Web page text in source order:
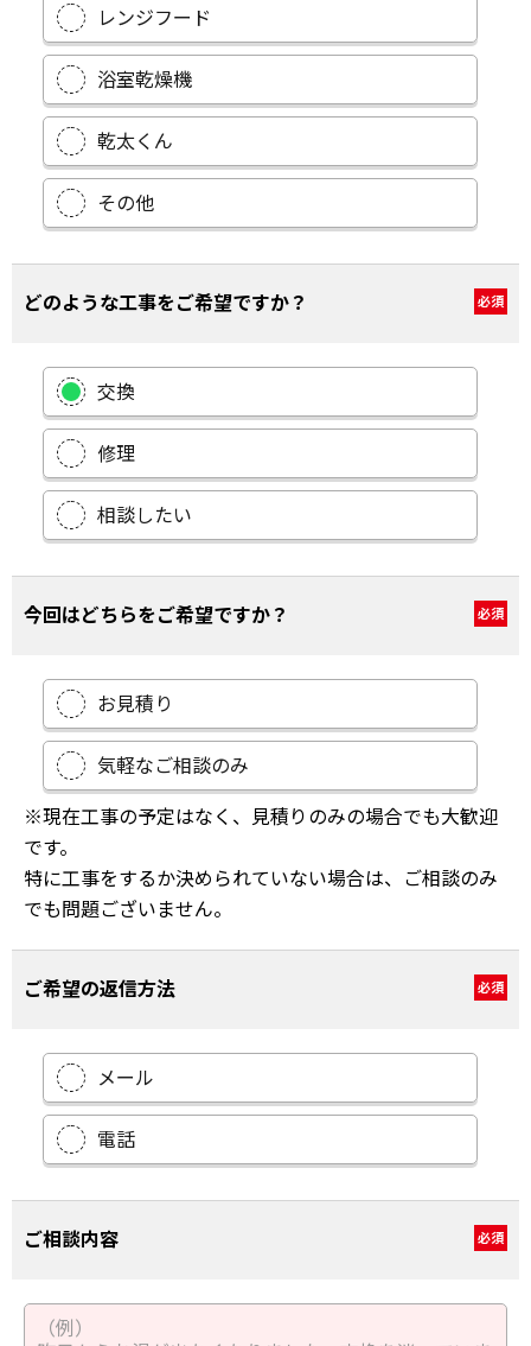
レンジフード
浴室乾燥機
乾太くん
その他
どのような工事をご希望ですか？ 必須
交換
修理
相談したい
今回はどちらをご希望ですか？ 必須
お見積り
気軽なご相談のみ
※現在工事の予定はなく、見積りのみの場合でも大歓迎
です。
特に工事をするか決められていない場合は、ご相談のみ
でも問題ございません。
ご希望の返信方法 必須
メール
電話
ご相談内容 必須